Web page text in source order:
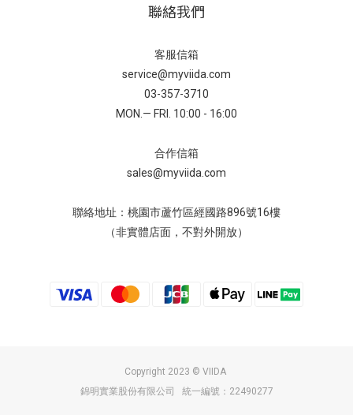
聯絡我們
客服信箱
service@myviida.com
03-357-3710
MON.— FRI. 10:00 - 16:00
合作信箱
sales@myviida.com
聯絡地址：桃園市蘆竹區經國路896號16樓
（非實體店面，不對外開放）
Copyright 2023 © VIIDA
錦明實業股份有限公司 統一編號：22490277